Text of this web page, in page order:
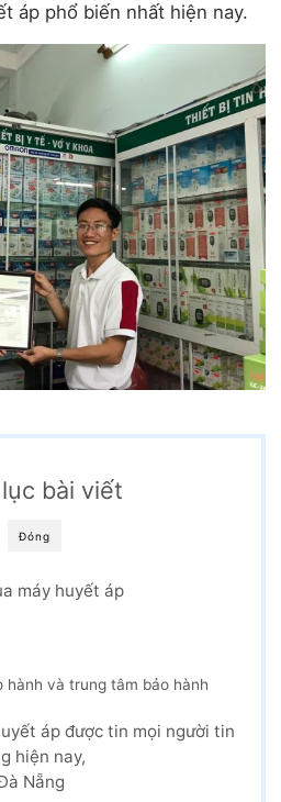
áp phổ biến nhất hiện nay.
Đóng
bài viết
máy huyết áp
hành và trung tâm bảo hành
áp được tin mọi người tin
hiện nay,
Nẵng